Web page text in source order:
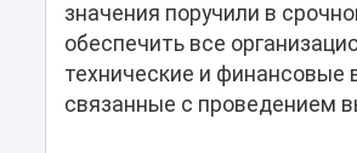
значения поручили в
обеспечить все
технические и финансовые
связанные с проведением